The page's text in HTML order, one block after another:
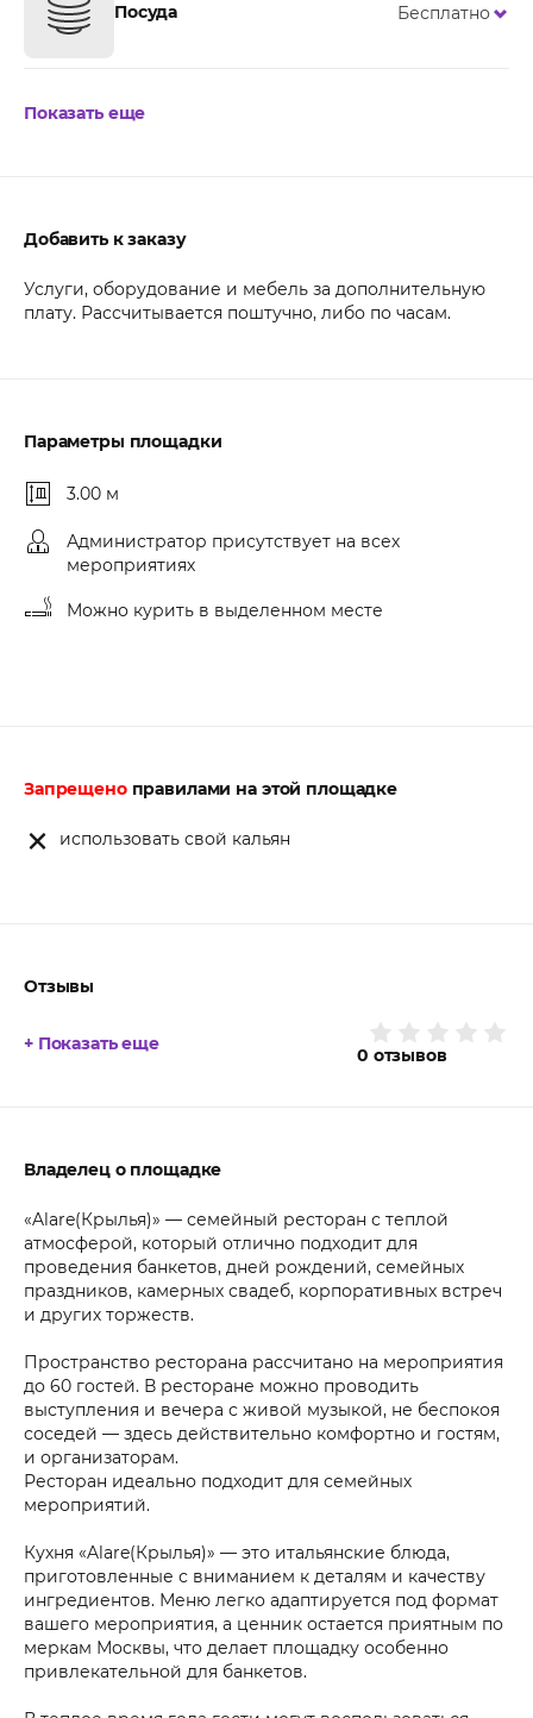
Посуда Бесплатно
Показать еще
Добавить к заказу
Услуги, оборудование и мебель за дополнительную
плату. Рассчитывается поштучно, либо по часам.
Параметры площадки
3.00 м
Администратор присутствует на всех
мероприятиях
Можно курить в выделенном месте
Запрещеноправилами на этой площадке
использовать свой кальян
Отзывы
0 отзывов
+ Показать еще
Владелец о площадке
«Alare(Крылья)» — семейный ресторан с теплой
атмосферой, который отлично подходит для
проведения банкетов, дней рождений, семейных
праздников, камерных свадеб, корпоративных встреч
и других торжеств.
Пространство ресторана рассчитано на мероприятия
до 60 гостей. В ресторане можно проводить
выступления и вечера с живой музыкой, не беспокоя
соседей — здесь действительно комфортно и гостям,
и организаторам.
Ресторан идеально подходит для семейных
мероприятий.
Кухня «Alare(Крылья)» — это итальянские блюда,
приготовленные с вниманием к деталям и качеству
ингредиентов. Меню легко адаптируется под формат
вашего мероприятия, а ценник остается приятным по
меркам Москвы, что делает площадку особенно
привлекательной для банкетов.